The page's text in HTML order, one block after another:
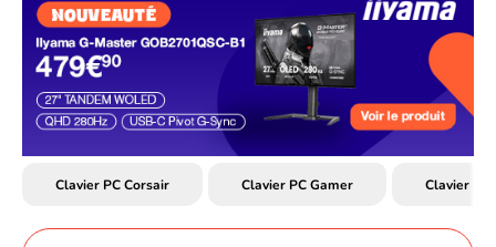
Clavier PC Corsair Clavier PC Gamer Clavier PC